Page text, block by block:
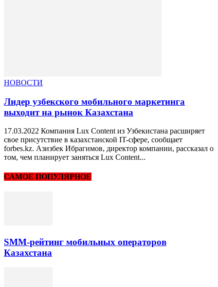
НОВОСТИ
Лидер узбекского мобильного маркетинга
выходит на рынок Казахстана
17.03.2022 Компания Lux Content из Узбекистана расширяет
свое присутствие в казахстанской IT-сфере, сообщает
forbes.kz. Азизбек Ибрагимов, директор компании, рассказал о
том, чем планирует заняться Lux Content...
САМОЕ ПОПУЛЯРНОЕ
SMM-рейтинг мобильных операторов
Казахстана